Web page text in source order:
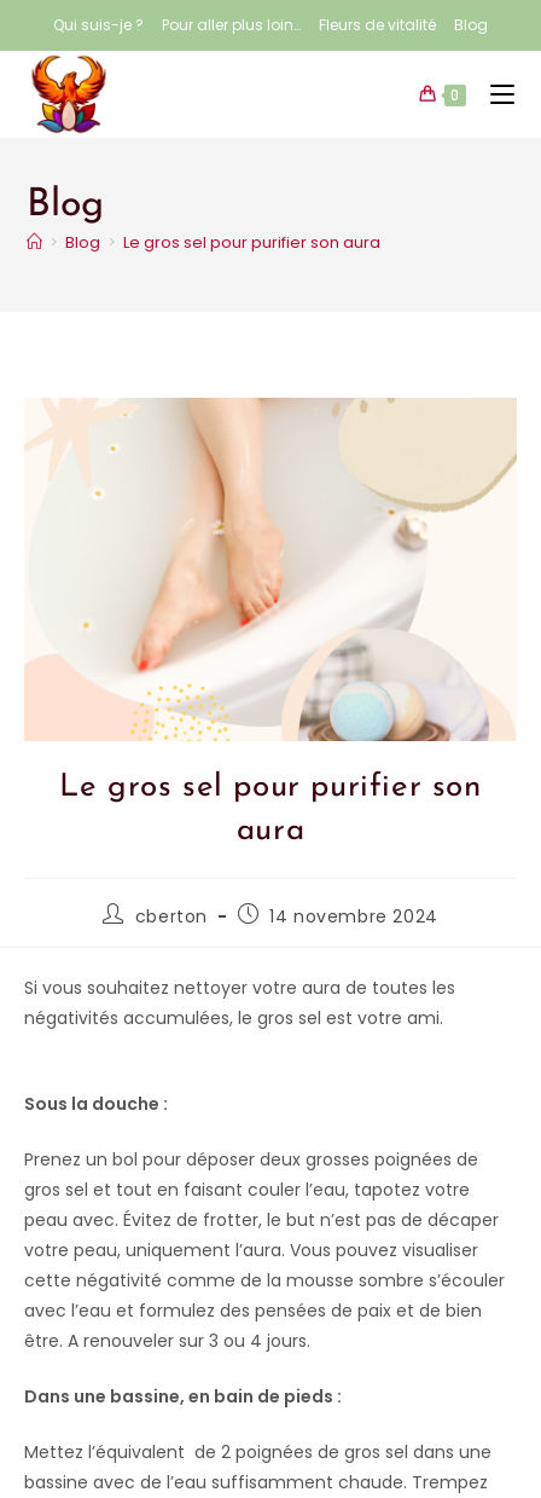
Qui suis-je ? Pour aller plus loin… Fleurs de vitalité Blog
0
Blog
> Blog > Le gros sel pour purifier son aura
Le gros sel pour purifier son
aura
cberton 14 novembre 2024
Si vous souhaitez nettoyer votre aura de toutes les
négativités accumulées, le gros sel est votre ami.
Sous la douche :
Prenez un bol pour déposer deux grosses poignées de
gros sel et tout en faisant couler l’eau, tapotez votre
peau avec. Évitez de frotter, le but n’est pas de décaper
votre peau, uniquement l’aura. Vous pouvez visualiser
cette négativité comme de la mousse sombre s’écouler
avec l’eau et formulez des pensées de paix et de bien
être. A renouveler sur 3 ou 4 jours.
Dans une bassine, en bain de pieds :
Mettez l’équivalent de 2 poignées de gros sel dans une
bassine avec de l’eau suffisamment chaude. Trempez